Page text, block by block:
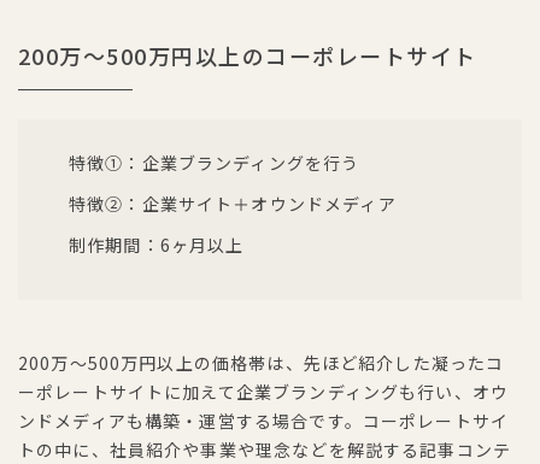
200万〜500万円以上のコーポレートサイト
特徴①：企業ブランディングを行う
特徴②：企業サイト＋オウンドメディア
制作期間：6ヶ月以上
200万〜500万円以上の価格帯は、先ほど紹介した凝ったコ
ーポレートサイトに加えて企業ブランディングも行い、オウ
ンドメディアも構築・運営する場合です。コーポレートサイ
トの中に、社員紹介や事業や理念などを解説する記事コンテ